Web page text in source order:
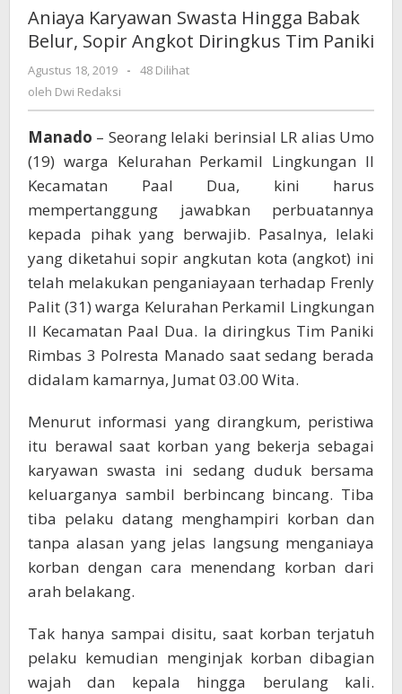
Hingga
Babak
Belur,
Tim
Paniki
Aniaya Karyawan Swasta Hingga Babak
Belur, Sopir Angkot Diringkus Tim Paniki
Agustus 18, 2019
oleh
-
48 Dilihat
oleh Dwi Redaksi
Manado – Seorang lelaki berinsial LR alias Umo
(19) warga Kelurahan Perkamil Lingkungan II
Kecamatan Paal Dua, kini harus
mempertanggung jawabkan perbuatannya
kepada pihak yang berwajib. Pasalnya, lelaki
yang diketahui sopir angkutan kota (angkot) ini
telah melakukan penganiayaan terhadap Frenly
Palit (31) warga Kelurahan Perkamil Lingkungan
II Kecamatan Paal Dua. Ia diringkus Tim Paniki
Rimbas 3 Polresta Manado saat sedang berada
didalam kamarnya, Jumat 03.00 Wita.
Menurut informasi yang dirangkum, peristiwa
itu berawal saat korban yang bekerja sebagai
karyawan swasta ini sedang duduk bersama
keluarganya sambil berbincang bincang. Tiba
tiba pelaku datang menghampiri korban dan
tanpa alasan yang jelas langsung menganiaya
korban dengan cara menendang korban dari
arah belakang.
Tak hanya sampai disitu, saat korban terjatuh
pelaku kemudian menginjak korban dibagian
wajah dan kepala hingga berulang kali.